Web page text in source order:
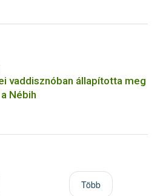
vaddisznóban állapította meg
Nébih
Több